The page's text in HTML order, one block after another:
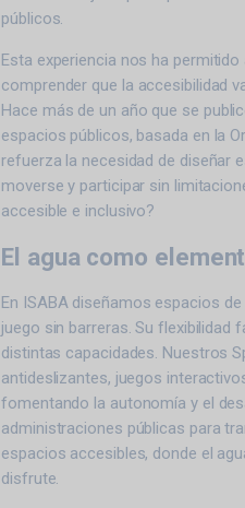
públicos.
Esta experiencia nos ha
comprender que la accesibilidad
Hace más de un año que se
espacios públicos, basada en la
refuerza la necesidad de diseñar
moverse y participar sin
accesible e inclusivo?
El agua como
En ISABA diseñamos espacios
juego sin barreras. Su flexibilidad
distintas capacidades. Nuestros
antideslizantes, juegos
fomentando la autonomía y el
administraciones públicas para
espacios accesibles, donde el
disfrute.